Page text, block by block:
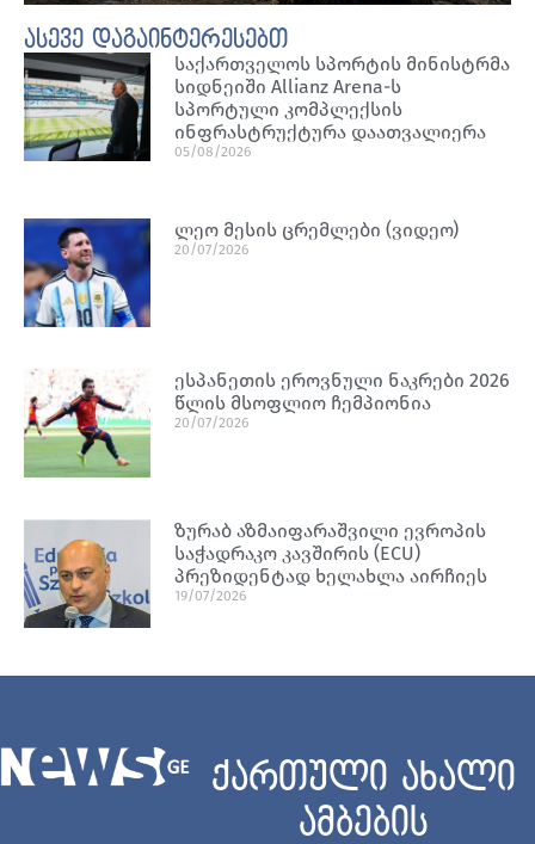
ასევე დაგაინტერესებთ
საქართველოს სპორტის მინისტრმა
სიდნეიში Allianz Arena-ს
სპორტული კომპლექსის
ინფრასტრუქტურა დაათვალიერა
05/08/2026
ლეო მესის ცრემლები (ვიდეო)
20/07/2026
ესპანეთის ეროვნული ნაკრები 2026
წლის მსოფლიო ჩემპიონია
20/07/2026
ზურაბ აზმაიფარაშვილი ევროპის
საჭადრაკო კავშირის (ECU)
პრეზიდენტად ხელახლა აირჩიეს
19/07/2026
ქართული ახალი
ამბების